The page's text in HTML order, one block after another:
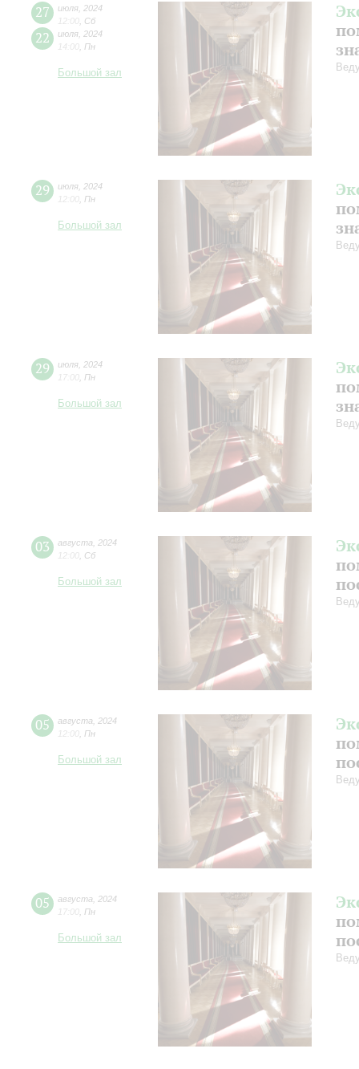
27 июля 2024
12:00 Сб
22 июля 2024
14:00 Пн
Большой зал
29 июля 2024
12:00 Пн
Большой зал
29 июля 2024
17:00 Пн
Большой зал
03 августа
2024
12:00 Сб
Большой зал
05 августа
2024
12:00 Пн
Большой зал
05 августа
2024
17:00 Пн
Большой зал